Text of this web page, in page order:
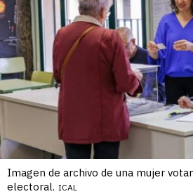
Imagen de archivo de una mujer
electoral. ICAL